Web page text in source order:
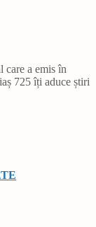
care a emis în
725 îți aduce știri